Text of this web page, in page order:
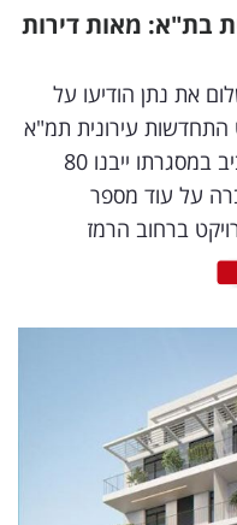
בת"א: מאות דירות
את נתן הודיעו על
התחדשות עירונית תמ"א
38/2 ברחוב איינשטיין 19 בתל אביב במסגרתו ייבנו 80
על עוד מספר
ברחוב הרמז